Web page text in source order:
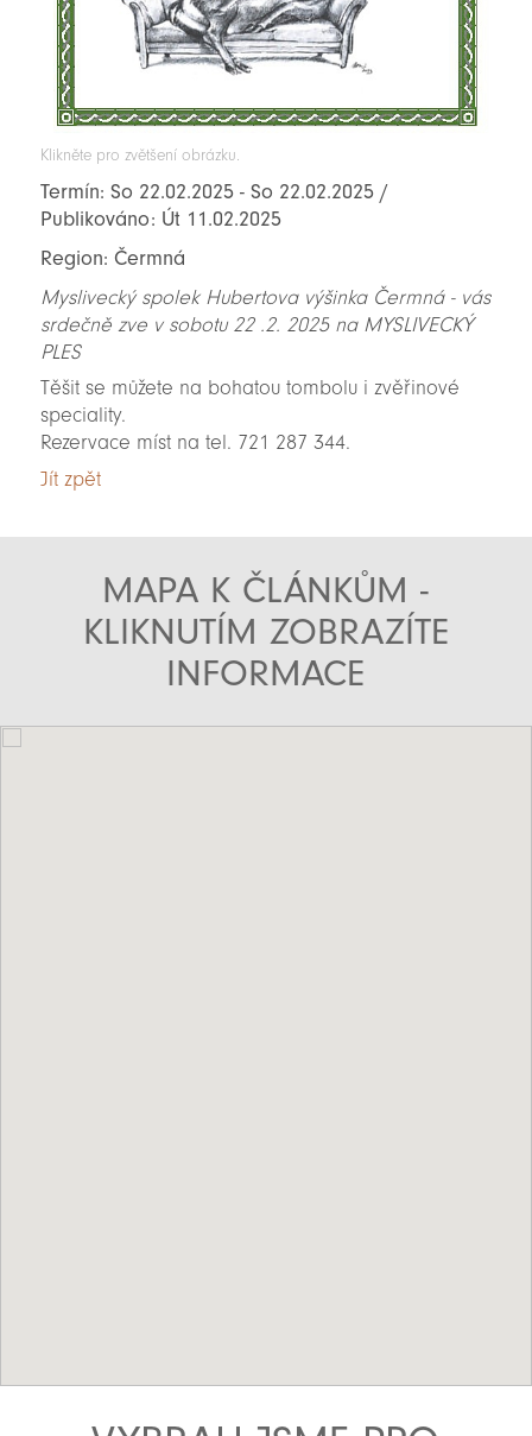
Klikněte pro zvětšení obrázku.
Termín: So 22.02.2025 - So 22.02.2025 /
Publikováno: Út 11.02.2025
Region: Čermná
Myslivecký spolek Hubertova výšinka Čermná - vás
srdečně zve v sobotu 22 .2. 2025 na MYSLIVECKÝ
PLES
Těšit se můžete na bohatou tombolu i zvěřinové
speciality.
Rezervace míst na tel. 721 287 344.
Jít zpět
MAPA K ČLÁNKŮM -
KLIKNUTÍM ZOBRAZÍTE
INFORMACE